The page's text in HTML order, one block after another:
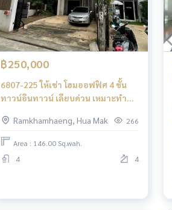
฿250,000
6807-225 ให้เช่า โฮมออฟฟิศ 4 ชั้น
ทาวน์อินทาวน์ เลียบด่วน เหมาะทำ
Ramkhamhaeng, Hua Mak
266
Area : 146.00 Sq.wah.
4
4